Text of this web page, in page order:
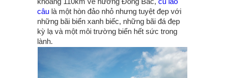
câu là một hòn đảo nhỏ nhưng tuyệt đẹp với
những bãi biển xanh biếc, những bãi đá đẹp
kỳ lạ và một môi trường biển hết sức trong
lành.